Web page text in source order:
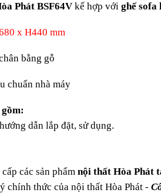
Phát BSF64V kế hợp với ghế sofa
x H440 mm
bằng gỗ
chuẩn nhà máy
gồm:
dẫn lắp đặt, sử dụng.
các sản phẩm nội thất Hòa Phát
thức của nội thất Hòa Phát -